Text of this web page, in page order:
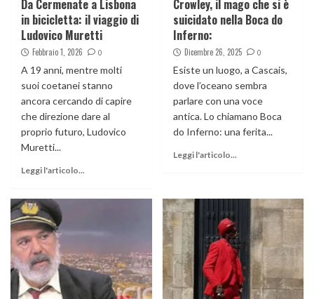
Da Cermenate a Lisbona
in bicicletta: il viaggio di
Ludovico Muretti
Febbraio 1, 2026 0
A 19 anni, mentre molti
suoi coetanei stanno
ancora cercando di capire
che direzione dare al
proprio futuro, Ludovico
Muretti...
Leggi l'articolo...
Crowley, il mago che si è
suicidato nella Boca do
Inferno:
Dicembre 26, 2025 0
Esiste un luogo, a Cascais,
dove l’oceano sembra
parlare con una voce
antica. Lo chiamano Boca
do Inferno: una ferita...
Leggi l'articolo...